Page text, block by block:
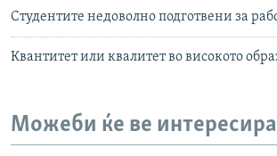
Студентите недоволно подготвени за
Квантитет или квалитет во високото
Можеби ќе ве интересира